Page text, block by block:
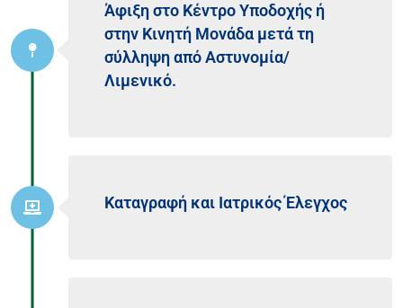
Άφιξη στο Κέντρο Υποδοχής ή
στην Κινητή Μονάδα μετά τη
σύλληψη από Αστυνομία/
Λιμενικό.
Καταγραφή και Ιατρικός Έλεγχος